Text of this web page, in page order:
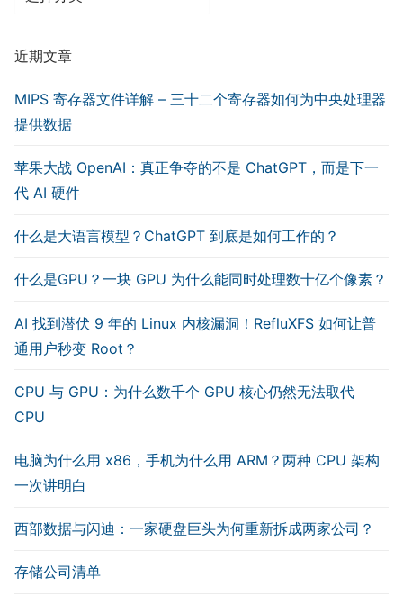
近期文章
MIPS 寄存器文件详解 – 三十二个寄存器如何为中央处理器
提供数据
苹果大战 OpenAI：真正争夺的不是 ChatGPT，而是下一
代 AI 硬件
什么是大语言模型？ChatGPT 到底是如何工作的？
什么是GPU？一块 GPU 为什么能同时处理数十亿个像素？
AI 找到潜伏 9 年的 Linux 内核漏洞！RefluXFS 如何让普
通用户秒变 Root？
CPU 与 GPU：为什么数千个 GPU 核心仍然无法取代
CPU
电脑为什么用 x86，手机为什么用 ARM？两种 CPU 架构
一次讲明白
西部数据与闪迪：一家硬盘巨头为何重新拆成两家公司？
存储公司清单